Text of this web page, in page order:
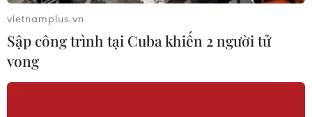
vietnamplus.vn
Sập công trình tại Cuba khiến 2 người tử
vong